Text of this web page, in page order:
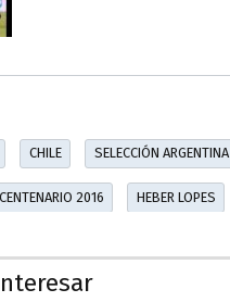
CHILE SELECCIÓN ARGENTINA
2016 HEBER LOPES